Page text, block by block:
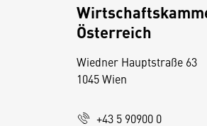
Österreich
Wiedner Hauptstraße 63
1045 Wien
+43 5 90900 0